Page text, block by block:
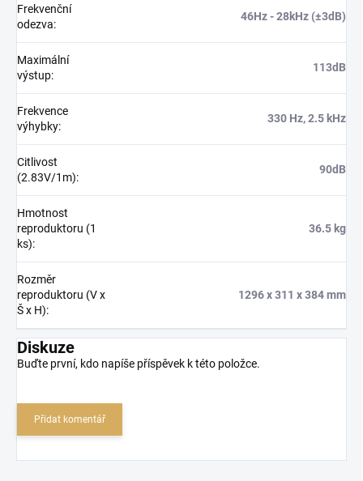
Frekvenční
odezva:
46Hz - 28kHz (±3dB)
Maximální
výstup:
113dB
Frekvence
výhybky:
330 Hz, 2.5 kHz
Citlivost
(2.83V/1m):
90dB
Hmotnost
reproduktoru (1
ks):
36.5 kg
Rozměr
reproduktoru (V x
Š x H):
1296 x 311 x 384 mm
Diskuze
Buďte první, kdo napíše příspěvek k této položce.
Přidat komentář